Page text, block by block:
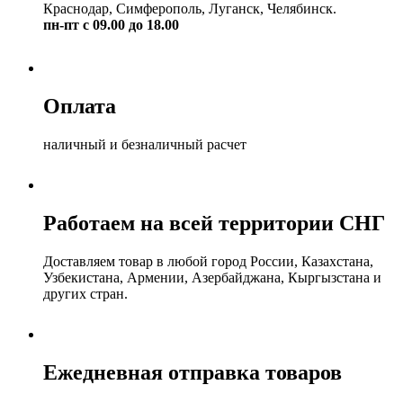
Краснодар, Симферополь, Луганск, Челябинск.
пн-пт с 09.00 до 18.00
Оплата
наличный и безналичный расчет
Работаем на всей территории СНГ
Доставляем товар в любой город России, Казахстана,
Узбекистана, Армении, Азербайджана, Кыргызстана и
других стран.
Ежедневная отправка товаров